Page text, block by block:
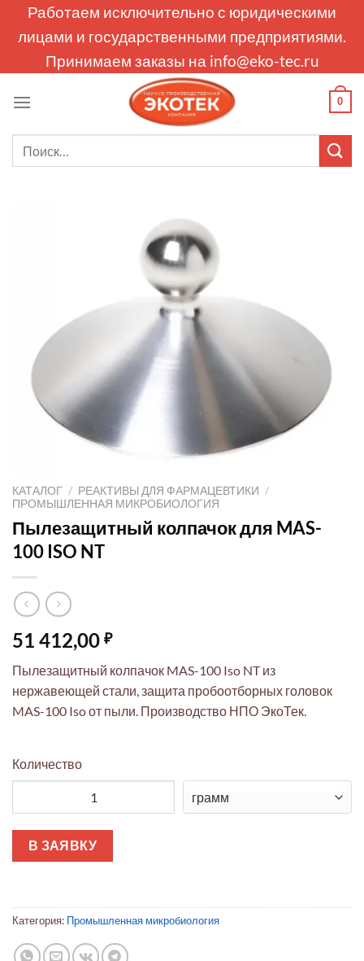
Работаем исключительно с юридическими
лицами и государственными предприятиями.
Принимаем заказы на info@eko-tec.ru
0
КАТАЛОГ / РЕАКТИВЫ ДЛЯ ФАРМАЦЕВТИКИ /
ПРОМЫШЛЕННАЯ МИКРОБИОЛОГИЯ
Пылезащитный колпачок для MAS-
100 ISO NT
51 412,00 ₽
Пылезащитный колпачок MAS-100 Iso NT из
нержавеющей стали, защита пробоотборных головок
MAS-100 Iso от пыли. Производство НПО ЭкоТек.
Количество
В ЗАЯВКУ
Категория: Промышленная микробиология